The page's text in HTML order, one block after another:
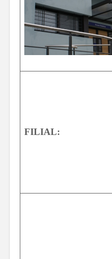
FILIAL: